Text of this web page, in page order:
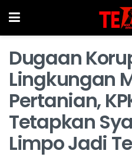
Dugaan
Lingkungan
Pertanian,
Tetapkan
Limpo Jadi